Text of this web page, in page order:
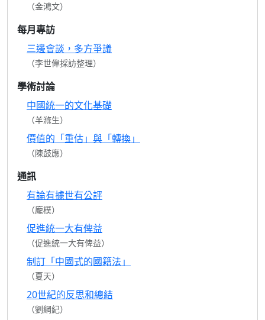
（金鴻文）
每月專訪
三邊會談，多方爭議
（李世偉採訪整理）
學術討論
中國統一的文化基礎
（羊滌生）
價值的「重估」與「轉換」
（陳鼓應）
通訊
有論有據世有公評
（龐樸）
促進統一大有俾益
（促進統一大有俾益）
制訂「中國式的國籍法」
（夏天）
20世紀的反思和總結
（劉綱紀）